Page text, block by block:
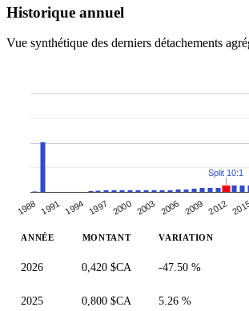
Historique annuel
Vue synthétique des derniers détachements
1988 1991 1994 1997 2000 2003 2006 2009 2012
Split 10:1
ANNÉE MONTANT VARIATION
2026 0,420 $CA -47.50 %
2025 0,800 $CA 5.26 %